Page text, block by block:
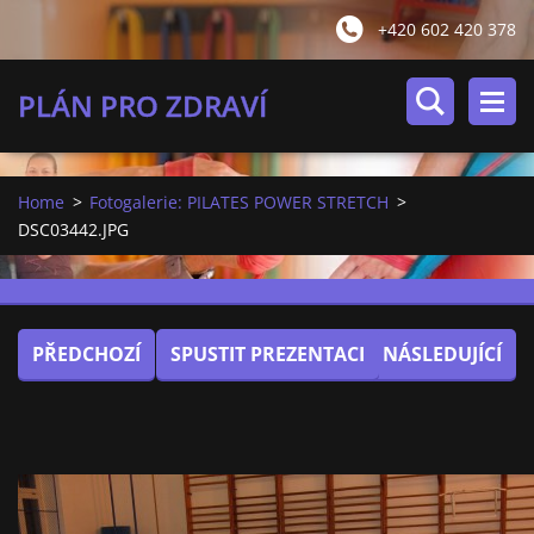
+420 602 420 378
PLÁN PRO ZDRAVÍ
Home > Fotogalerie: PILATES POWER STRETCH >
DSC03442.JPG
PŘEDCHOZÍ SPUSTIT PREZENTACI NÁSLEDUJÍCÍ